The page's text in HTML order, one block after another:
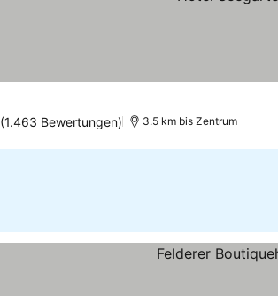
(1.463 Bewertungen) 3.5 km bis Zentrum